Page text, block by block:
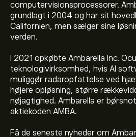
computervisionsprocessorer.
grundlagt i 2004 og har sit
Californien, men sælger sine
verden.
I 2021 opkøbte Ambarella Inc.
teknologivirksomhed, hvis AI
muliggør radaropfattelse ved
højere opløsning, større
nøjagtighed. Ambarella er
aktiekoden AMBA.
Få de seneste nyheder om
Den aktuelle AMBA-aktiekurs er